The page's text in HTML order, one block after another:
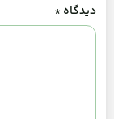
دیدگاه*